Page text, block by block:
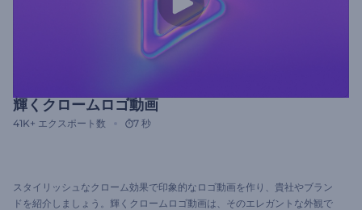
輝くクロームロゴ動画
41K+ エクスポート数 7 秒
スタイリッシュなクローム効果で印象的なロゴ動画を作り、貴社やブラン
ドを紹介しましょう。輝くクロームロゴ動画は、そのエレガントな外観で